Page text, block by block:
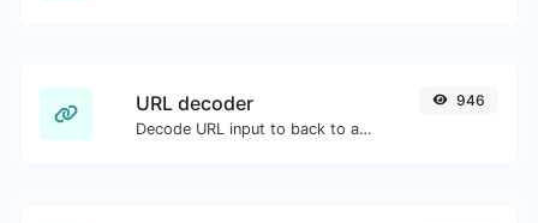
URL decoder
Decode URL input to back to a normal string.
946